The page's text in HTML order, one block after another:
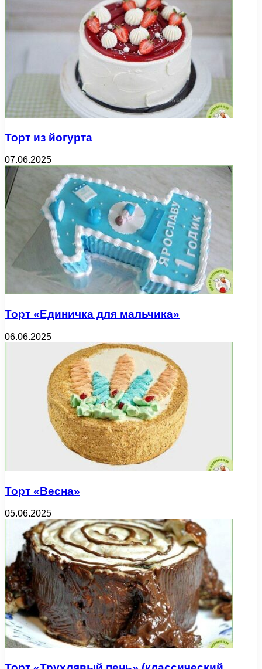
Торт из йогурта
07.06.2025
Торт «Единичка для мальчика»
06.06.2025
Торт «Весна»
05.06.2025